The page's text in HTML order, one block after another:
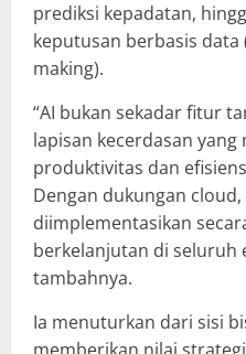
prediksi kepadatan,
keputusan berbasis
making).
“AI bukan sekadar fitur
lapisan kecerdasan yang
produktivitas dan
Dengan dukungan cloud,
diimplementasikan
berkelanjutan di seluruh
tambahnya.
Ia menuturkan dari sisi